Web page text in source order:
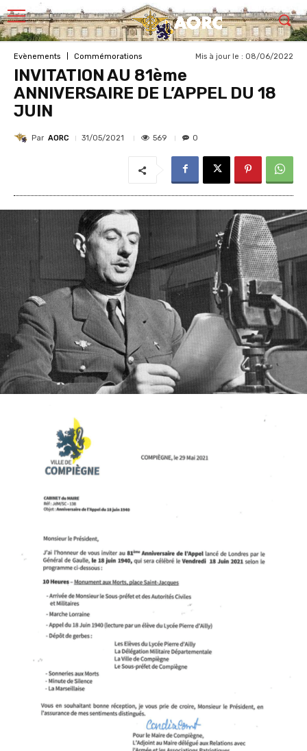
Evènements Commémorations Mis à jour le : 08/06/2022
INVITATION AU 81ème
ANNIVERSAIRE DE L’APPEL DU 18
JUIN
Par AORC 31/05/2021 569 0